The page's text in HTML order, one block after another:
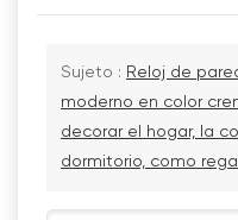
Sujeto : Reloj de
moderno en color
decorar el hogar, la
dormitorio, como